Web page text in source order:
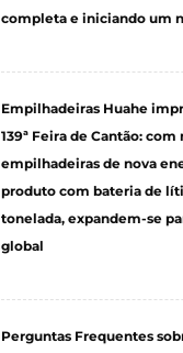
completa e iniciando um
Empilhadeiras Huahe
139ª Feira de Cantão: com
empilhadeiras de nova
produto com bateria de
tonelada, expandem-se
global
Perguntas Frequentes